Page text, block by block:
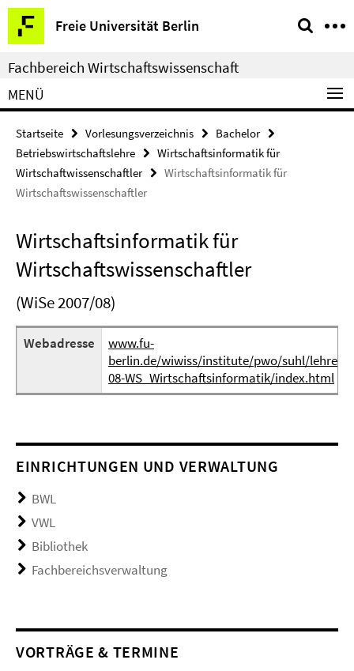
Springe
direkt
zu
Inhalt
Freie Universität Berlin
Service-
Navigation
Fachbereich Wirtschaftswissenschaft
MENÜ
Startseite Vorlesungsverzeichnis
Bachelor
Betriebswirtschaftslehre
Wirtschaftsinformatik für
Wirtschaftwissenschaftler
Wirtschaftsinformatik für
Wirtschaftswissenschaftler
Wirtschaftsinformatik für
Wirtschaftswissenschaftler
(WiSe 2007/08)
Webadresse
www.fu-
berlin.de/wiwiss/institute/pwo/suhl/lehre/
08-WS_Wirtschaftsinformatik/index.html
EINRICHTUNGEN UND VERWALTUNG
BWL
VWL
Bibliothek
Fachbereichsverwaltung
VORTRÄGE & TERMINE